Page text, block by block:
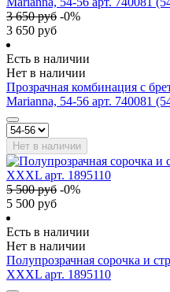
3 650руб -0%
3 650 руб
Есть в наличии
Нет в наличии
Прозрачная комбинация с
Marianna, 54-56 арт. 740081
Нет в наличии
5 500руб -0%
5 500 руб
Есть в наличии
Нет в наличии
Полупрозрачная сорочка и
XXXL арт. 1895110